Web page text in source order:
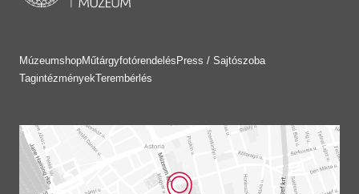
MúzeumshopMűtárgyfotórendelés Press / Sajtószoba
TagintézményekTerembérlés